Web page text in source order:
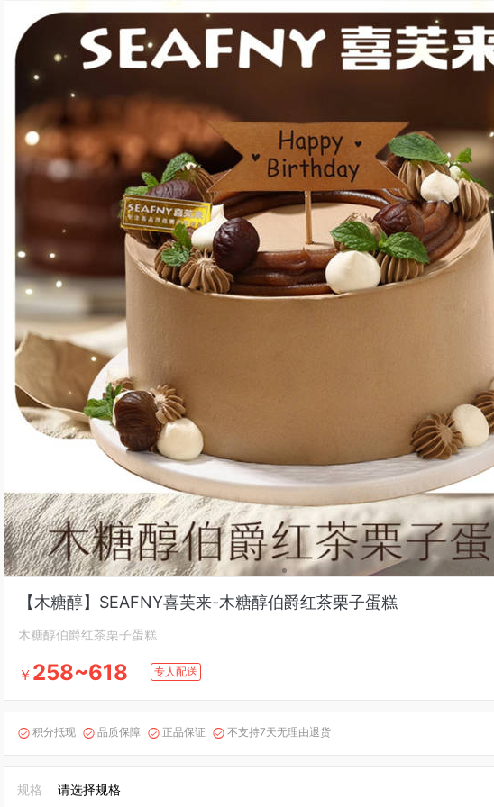
【木糖醇】SEAFNY喜芙来-木糖醇伯爵红茶栗子蛋糕
木糖醇伯爵红茶栗子蛋糕
￥ 258~618 专人配送
 积分抵现  品质保障  正品保证  不支持7天无理由退货
规格 请选择规格